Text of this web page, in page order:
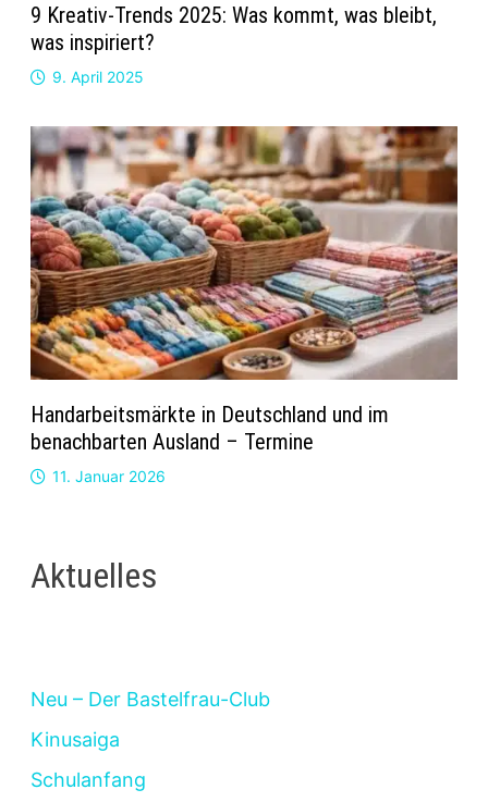
9 Kreativ-Trends 2025: Was kommt, was bleibt,
was inspiriert?
9. April 2025
Handarbeitsmärkte in Deutschland und im
benachbarten Ausland – Termine
11. Januar 2026
Aktuelles
Neu – Der Bastelfrau-Club
Kinusaiga
Schulanfang